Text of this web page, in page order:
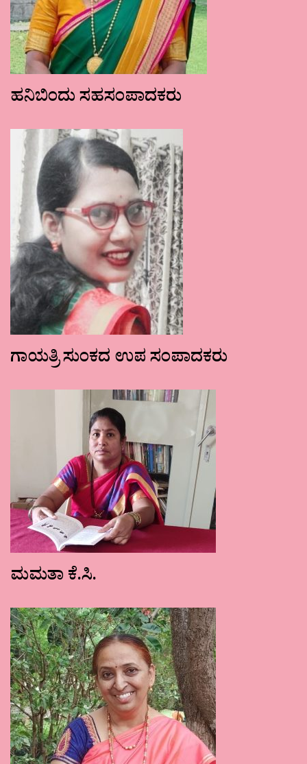
ಹನಿಬಿಂದು ಸಹಸಂಪಾದಕರು
ಗಾಯತ್ರಿ ಸುಂಕದ ಉಪ ಸಂಪಾದಕರು
ಮಮತಾ ಕೆ.ಸಿ.